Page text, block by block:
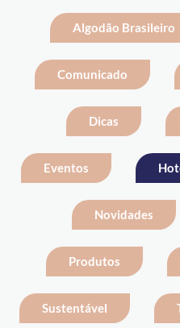
Algodão Brasileiro
Comunicado
Dicas
Eventos
Novidades
Produtos
Sustentável